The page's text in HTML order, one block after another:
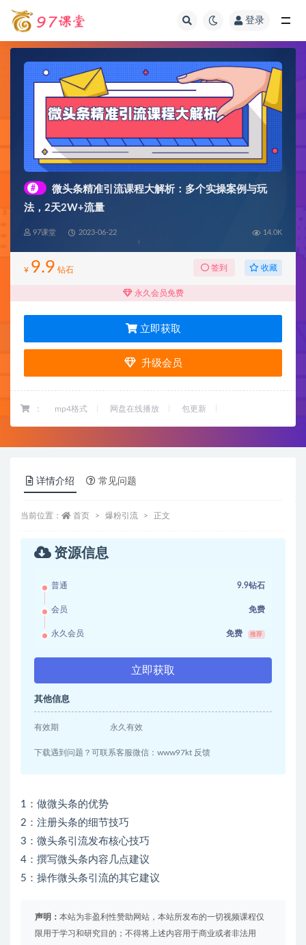
登录
#
微头条精准引流课程大解析：多个实操案例与玩
法，2天2W+流量
97课堂 2023-06-22 14.0K
¥ 9.9 钻石 签到 收藏
永久会员免费
立即获取
升级会员
： mp4格式 网盘在线播放 包更新
详情介绍 常见问题
当前位置： 首页 爆粉引流 正文
资源信息
普通 9.9钻石
会员 免费
永久会员 免费 推荐
立即获取
其他信息
有效期 永久有效
下载遇到问题？可联系客服微信：www97kt 反馈
1：做微头条的优势
2：注册头条的细节技巧
3：微头条引流发布核心技巧
4：撰写微头条内容几点建议
5：操作微头条引流的其它建议
声明： 本站为非盈利性赞助网站，本站所发布的一切视频课程仅
限用于学习和研究目的；不得将上述内容用于商业或者非法用